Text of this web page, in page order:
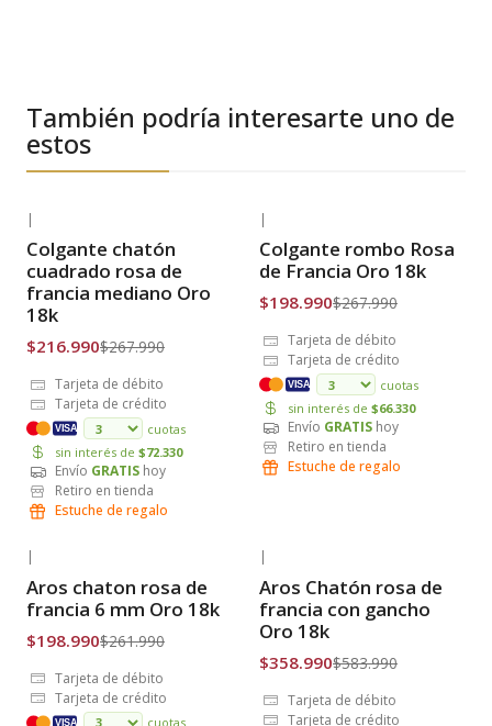
También podría interesarte uno de
estos
Envío Gratis
|
Colgante chatón
cuadrado rosa de
francia mediano Oro
18k
$216.990$267.990
Tarjeta de débito
Tarjeta de crédito
VISA
cuotas
sin interés de $72.330
Envío GRATIS hoy
Retiro en tienda
Estuche de regalo
Envío Gratis
|
Colgante rombo Rosa
de Francia Oro 18k
$198.990$267.990
Tarjeta de débito
Tarjeta de crédito
VISA
cuotas
sin interés de $66.330
Envío GRATIS hoy
Retiro en tienda
Estuche de regalo
Envío Gratis
|
Aros chaton rosa de
francia 6 mm Oro 18k
$198.990$261.990
Tarjeta de débito
Tarjeta de crédito
VISA cuotas
Envío Gratis
|
Aros Chatón rosa de
francia con gancho
Oro 18k
$358.990$583.990
Tarjeta de débito
Tarjeta de crédito